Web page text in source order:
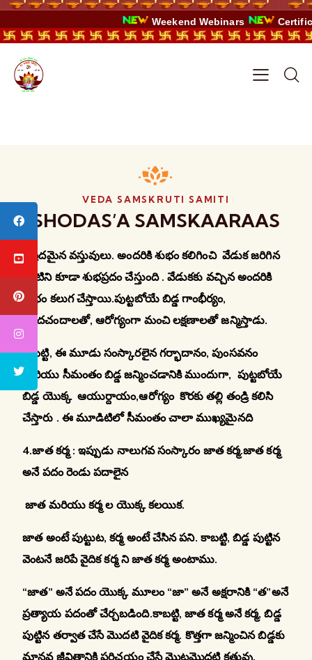
Weekend Webinars Certificate
VEDA SAMSKRUTI SAMITI
SHODAS’A SAMSKAARAAS
భప్రదమైన వస్తువులు. అందరికి శుభం కలిగించి వేడుక జరిగిన
ఇంటిని కూడా శుభప్రదం చేస్తుంది . వేడుకకు వచ్చిన అందరికి
శుభం కలుగ చేస్తాయి.పుట్టబోయే బిడ్డ గాంభీర్యం,
అందచందాలతో, ఆరోగ్యంగా మంచి లక్షణాలతో జన్మిస్తాడు.
కాబట్టి, ఈ మూడు సంస్కారలైన గర్భాదానం, పుంసవనం
మరియు సీమంతం బిడ్డ జన్మించడానికి ముందుగా, పుట్టబోయే
బిడ్డ యొక్క ఆయుర్దాయం,ఆరోగ్యం కొరకు తల్లి తండ్రి కలిసి
చేస్తారు . ఈ మూడిటిలో సీమంతం చాలా ముఖ్యమైనది
4.జాత కర్మ : ఇప్పుడు నాలుగవ సంస్కారం జాత కర్మ.జాత కర్మ
అనే పదం రెండు పదాలైన
జాత మరియు కర్మ ల యొక్క కలయిక.
జాత అంటే పుట్టుట, కర్మ అంటే చేసిన పని. కాబట్టి, బిడ్డ పుట్టిన
వెంటనే జరిపే వైదిక కర్మ ని జాత కర్మ అంటాము.
“జాత” అనే పదం యొక్క మూలం “జా” అనే అక్షరానికి “త”అనే
ప్రత్యాయ పదంతో చేర్చబడింది.కాబట్టి, జాత కర్మ అనే కర్మ, బిడ్డ
పుట్టిన తర్వాత చేసే మొదటి వైదిక కర్మ. కొత్తగా జన్మించిన బిడ్డకు